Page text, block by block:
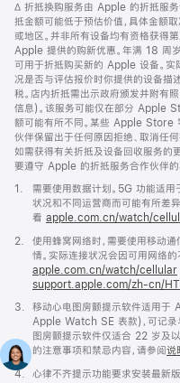
脚
注
∆ 折抵换购服务由 Apple 的折抵服务
抵金额可能低于预估价值，具体金额
或地区。并非所有设备均有资格获得
Apple 提供的购新优惠。年满 18 周
可用于折抵购买新的 Apple 设备。实
况是否与评估报价时你提供的设备描
税。店内折抵需出示政府颁发并附有
信息)。该服务可能仅在部分 Apple
额可能有所不同。某些 Apple Store
伙伴保留出于任何原因拒绝、取消任
如需获得有关折抵及设备回收服务的
要遵守 Apple 的折抵服务合作伙伴的
脚
1.
需要使用数据计划。5G 功能适用
状况和不同运营商而可能有所差
看 apple.com.cn/watch/
脚
2.
使用蜂窝网络时，需要使用移动
情。实际连接状况会因可用网络
apple.com.cn/watch/cellular
support.apple.com/zh-cn/
脚
3.
移动心电图房颤提示软件适用
Apple Watch SE 表款)，可记录
图房颤提示软件仅适合 22 岁及
的注意事项和禁忌内容，请参阅 说
脚
4.
心律不齐提示功能要求安装最新